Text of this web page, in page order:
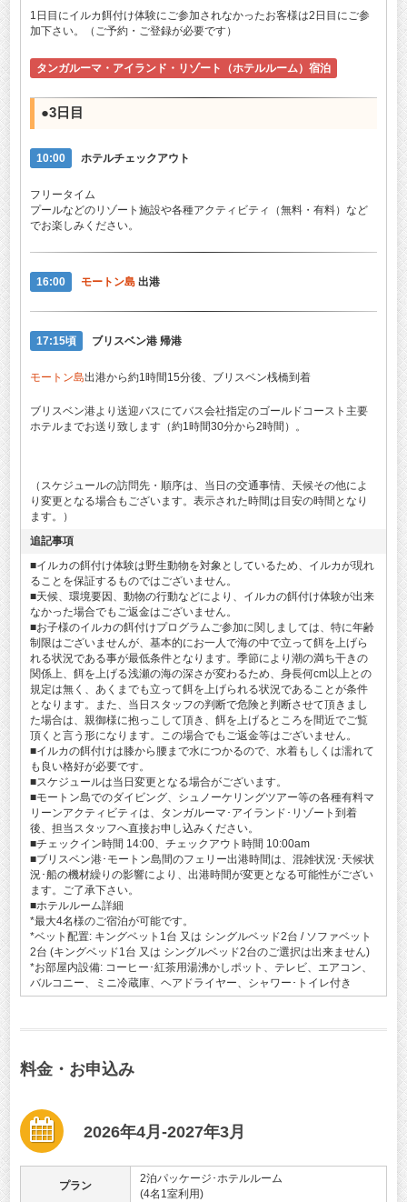
1日目にイルカ餌付け体験にご参加されなかったお客様は2日目にご参
加下さい。（ご予約・ご登録が必要です）
タンガルーマ・アイランド・リゾート（ホテルルーム）宿泊
●3日目
10:00 ホテルチェックアウト
フリータイム
プールなどのリゾート施設や各種アクティビティ（無料・有料）など
でお楽しみください。
16:00 モートン島 出港
17:15頃 ブリスベン港 帰港
モートン島出港から約1時間15分後、ブリスベン桟橋到着
ブリスベン港より送迎バスにてバス会社指定のゴールドコースト主要
ホテルまでお送り致します（約1時間30分から2時間）。
（スケジュールの訪問先・順序は、当日の交通事情、天候その他によ
り変更となる場合もございます。表示された時間は目安の時間となり
ます。）
追記事項
■イルカの餌付け体験は野生動物を対象としているため、イルカが現れ
ることを保証するものではございません。
■天候、環境要因、動物の行動などにより、イルカの餌付け体験が出来
なかった場合でもご返金はございません。
■お子様のイルカの餌付けプログラムご参加に関しましては、特に年齢
制限はございませんが、基本的にお一人で海の中で立って餌を上げら
れる状況である事が最低条件となります。季節により潮の満ち干きの
関係上、餌を上げる浅瀬の海の深さが変わるため、身長何cm以上との
規定は無く、あくまでも立って餌を上げられる状況であることが条件
となります。また、当日スタッフの判断で危険と判断させて頂きまし
た場合は、親御様に抱っこして頂き、餌を上げるところを間近でご覧
頂くと言う形になります。この場合でもご返金等はございません。
■イルカの餌付けは膝から腰まで水につかるので、水着もしくは濡れて
も良い格好が必要です。
■スケジュールは当日変更となる場合がございます。
■モートン島でのダイビング、シュノーケリングツアー等の各種有料マ
リーンアクティビティは、タンガルーマ･アイランド･リゾート到着
後、担当スタッフへ直接お申し込みください。
■チェックイン時間 14:00、チェックアウト時間 10:00am
■ブリスベン港･モートン島間のフェリー出港時間は、混雑状況･天候状
況･船の機材繰りの影響により、出港時間が変更となる可能性がござい
ます。ご了承下さい。
■ホテルルーム詳細
*最大4名様のご宿泊が可能です。
*ベット配置: キングベット1台 又は シングルベッド2台 / ソファベット
2台 (キングベッド1台 又は シングルベッド2台のご選択は出来ません)
*お部屋内設備: コーヒー･紅茶用湯沸かしポット、テレビ、エアコン、
バルコニー、ミニ冷蔵庫、ヘアドライヤー、シャワー･トイレ付き
料金・お申込み
2026年4月-2027年3月
プラン
2泊パッケージ･ホテルルーム
(4名1室利用)